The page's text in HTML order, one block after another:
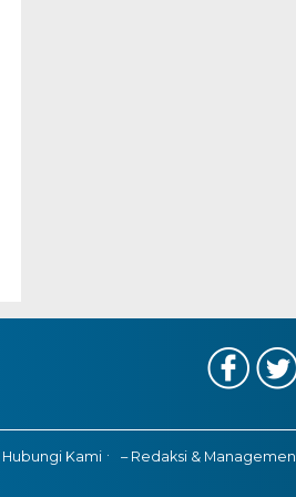
Hubungi Kami – Redaksi & Managemen